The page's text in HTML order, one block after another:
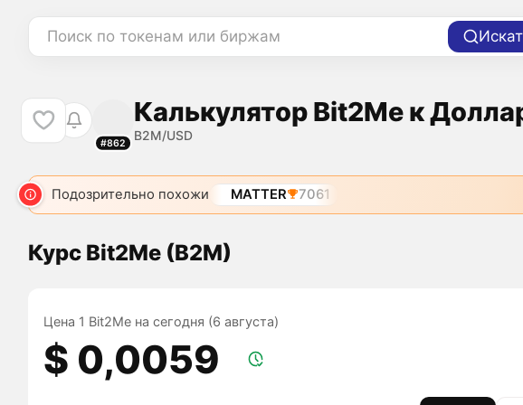
Поиск по токенам или биржам
#862
Калькулятор Bit2Me к
B2M/USD
Подозрительно похожи MATTER 7061
Курс Bit2Me (B2M)
Цена 1 Bit2Me на сегодня (6 августа)
$ 0,0059